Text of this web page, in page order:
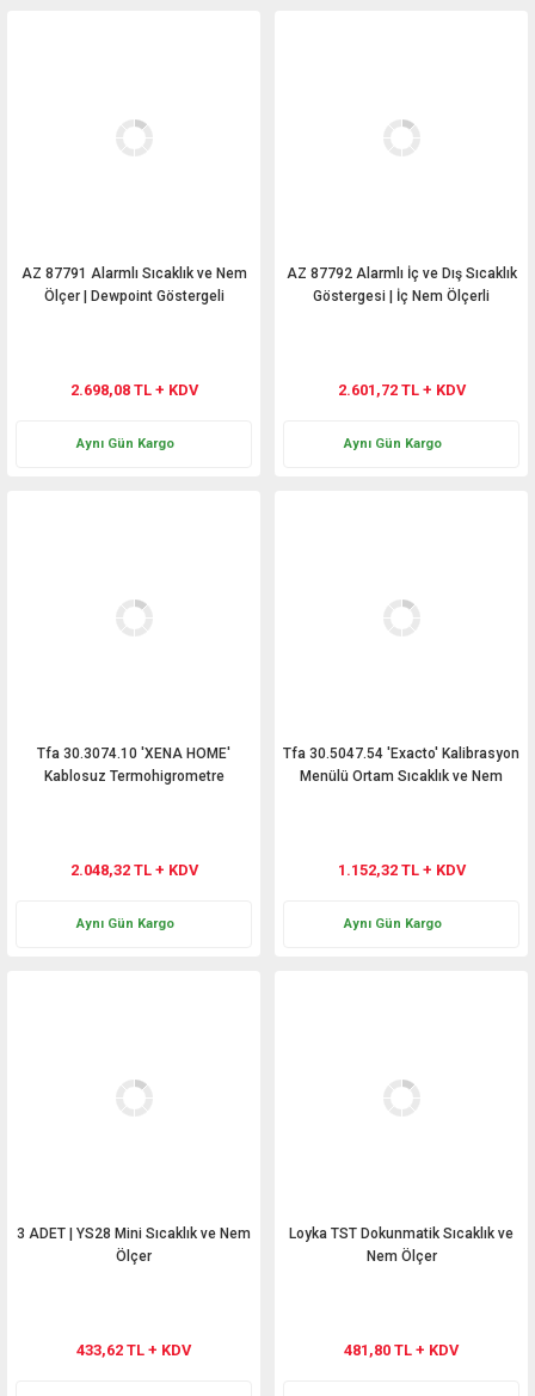
AZ 87791 Alarmlı Sıcaklık ve Nem
Ölçer | Dewpoint Göstergeli
2.698,08 TL + KDV
Aynı Gün Kargo
AZ 87792 Alarmlı İç ve Dış Sıcaklık
Göstergesi | İç Nem Ölçerli
2.601,72 TL + KDV
Aynı Gün Kargo
Tfa 30.3074.10 'XENA HOME'
Kablosuz Termohigrometre
2.048,32 TL + KDV
Aynı Gün Kargo
Tfa 30.5047.54 'Exacto' Kalibrasyon
Menülü Ortam Sıcaklık ve Nem
1.152,32 TL + KDV
Aynı Gün Kargo
3 ADET | YS28 Mini Sıcaklık ve Nem
Ölçer
433,62 TL + KDV
Loyka TST Dokunmatik Sıcaklık ve
Nem Ölçer
481,80 TL + KDV